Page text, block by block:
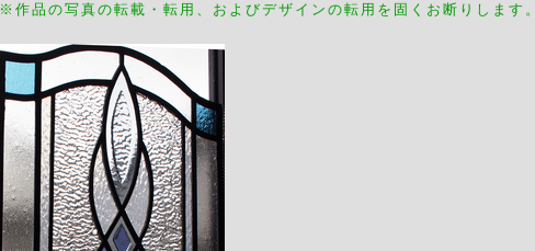
※作品の写真の転載・転用、およびデザインの転用を固くお断りします。